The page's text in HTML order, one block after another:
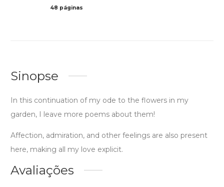
48 páginas
Sinopse
In this continuation of my ode to the flowers in my
garden, I leave more poems about them!
Affection, admiration, and other feelings are also present
here, making all my love explicit.
Avaliações